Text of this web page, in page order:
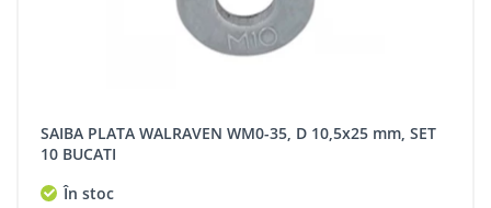
SAIBA PLATA WALRAVEN WM0-35, D 10,5x25 mm, SET
10 BUCATI
În stoc